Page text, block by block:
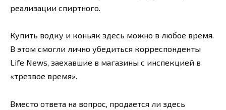
реализации спиртного.
Купить водку и коньяк здесь можно в любое время.
В этом смогли лично убедиться корреспонденты
Life News, заехавшие в магазины с инспекцией в
«трезвое время».
Вместо ответа на вопрос, продается ли здесь